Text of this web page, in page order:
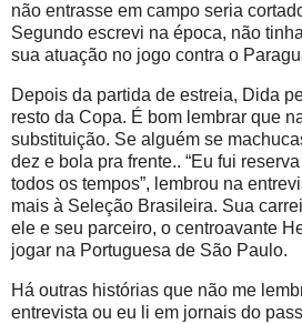
não entrasse em campo seria
Segundo escrevi na época, não
sua atuação no jogo contra o
Depois da partida de estreia, Dida
resto da Copa. É bom lembrar que
substituição. Se alguém se
dez e bola pra frente.. “Eu fui
todos os tempos”, lembrou na
mais à Seleção Brasileira. Sua
ele e seu parceiro, o centroavante
jogar na Portuguesa de São Paulo.
Há outras histórias que não me
entrevista ou eu li em jornais do